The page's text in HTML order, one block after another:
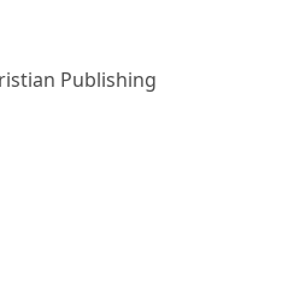
Publishing